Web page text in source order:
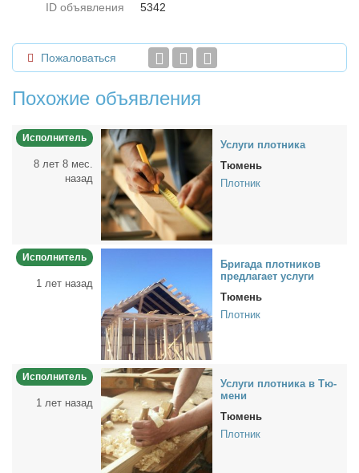
ID объявления 5342
Пожаловаться
Похожие объявления
Исполнитель
8 лет 8 мес.
назад
Услу­ги плот­ни­ка
Тюмень
Плотник
Исполнитель
1 лет назад
Бри­га­да плот­ни­ков
пред­ла­га­ет услу­ги
Тюмень
Плотник
Исполнитель
1 лет назад
Услу­ги плот­ни­ка в Тю­
ме­ни
Тюмень
Плотник